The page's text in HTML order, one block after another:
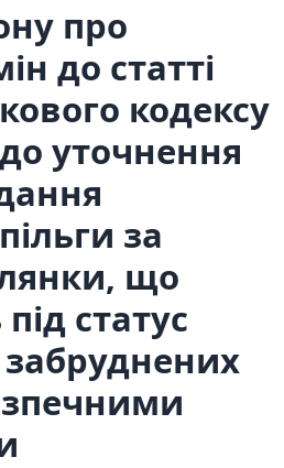
про
до статті
кодексу
уточнення
за
що
статус